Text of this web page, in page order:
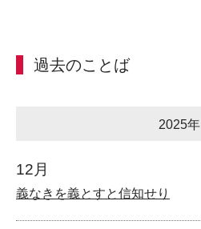
過去のことば
2025年
12月
義なきを義とすと信知せり